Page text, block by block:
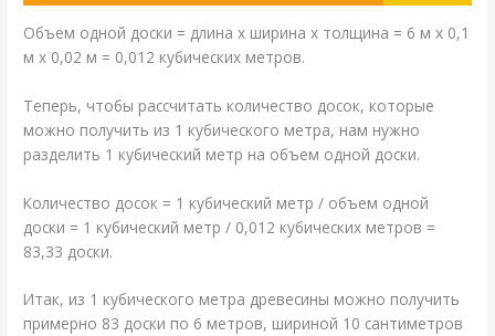
Объем одной доски = длина х ширина х толщина = 6 м х 0,1
м х 0,02 м = 0,012 кубических метров.
Теперь, чтобы рассчитать количество досок, которые
можно получить из 1 кубического метра, нам нужно
разделить 1 кубический метр на объем одной доски.
Количество досок = 1 кубический метр / объем одной
доски = 1 кубический метр / 0,012 кубических метров =
83,33 доски.
Итак, из 1 кубического метра древесины можно получить
примерно 83 доски по 6 метров, шириной 10 сантиметров